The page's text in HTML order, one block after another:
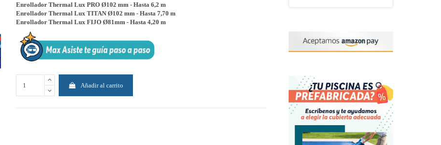
Enrollador Thermal Lux PRO Ø102 mm - Hasta 6,2 m
Enrollador Thermal Lux TITAN Ø102 mm - Hasta 7,70 m
Enrollador Thermal Lux FIJO Ø81mm - Hasta 4,20 m
Añadir al carrito